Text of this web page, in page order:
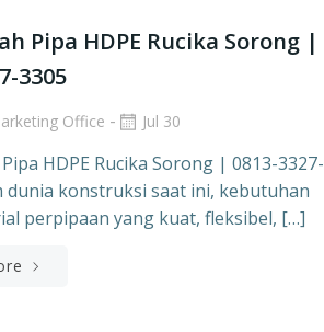
Pipa HDPE Rucika Sorong |
3305
Office - Jul 30
HDPE Rucika Sorong | 0813-3327-
dunia konstruksi saat ini, kebutuhan
perpipaan yang kuat, fleksibel, […]